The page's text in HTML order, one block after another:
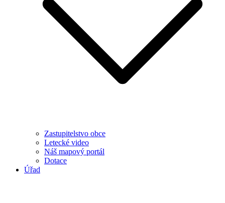
Zastupitelstvo obce
Letecké video
Náš mapový portál
Dotace
Úřad